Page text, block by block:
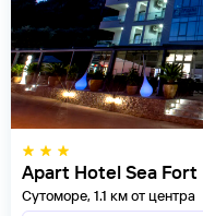
Apart Hotel Sea Fort
Сутоморе, 1.1 км от центра